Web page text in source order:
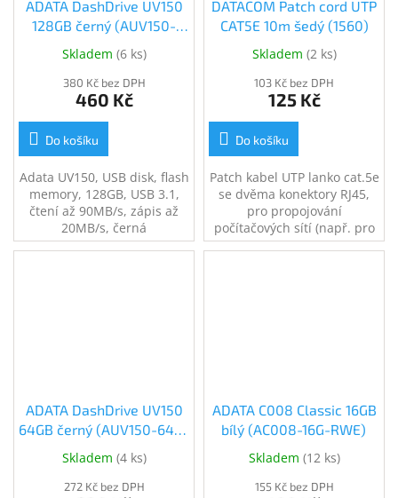
ADATA DashDrive UV150
128GB černý (AUV150-
128G-RBK)
Skladem (6 ks)
380 Kč bez DPH
460 Kč
Do košíku
Adata UV150, USB disk, flash
memory, 128GB, USB 3.1,
čtení až 90MB/s, zápis až
20MB/s, černá
DATACOM Patch cord UTP
CAT5E 10m šedý (1560)
Skladem (2 ks)
103 Kč bez DPH
125 Kč
Do košíku
Patch kabel UTP lanko cat.5e
se dvěma konektory RJ45,
pro propojování
počítačových sítí (např. pro
spojení PC s datovou
ADATA DashDrive UV150
64GB černý (AUV150-64G-
RBK)
Skladem (4 ks)
272 Kč bez DPH
ADATA C008 Classic 16GB
bílý (AC008-16G-RWE)
Skladem (12 ks)
155 Kč bez DPH